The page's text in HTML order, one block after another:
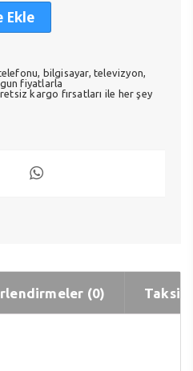
Ekle
bilgisayar, televizyon,
fiyatlarla
kargo fırsatları ile her şey
(0) Taksit